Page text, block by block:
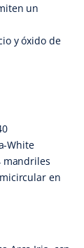
un
y óxido de
White
mandriles
en